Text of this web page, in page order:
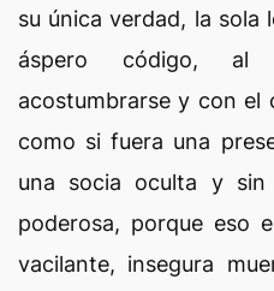
su única verdad, la sola
áspero código, al
acostumbrarse y con el
como si fuera una
una socia oculta y sin
poderosa, porque eso
vacilante, insegura